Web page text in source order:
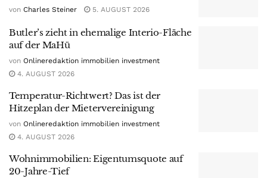
von Charles Steiner 5. AUGUST 2026
Butler’s zieht in ehemalige Interio-Fläche
auf der MaHü
von Onlineredaktion immobilien investment
4. AUGUST 2026
Temperatur-Richtwert? Das ist der
Hitzeplan der Mietervereinigung
von Onlineredaktion immobilien investment
4. AUGUST 2026
Wohnimmobilien: Eigentumsquote auf
20-Jahre-Tief